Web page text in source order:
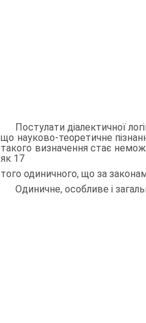
Постулати діалектичної
що науково-теоретичне
такого визначення стає
як 17
того одиничного, що за
Одиничне, особливе і